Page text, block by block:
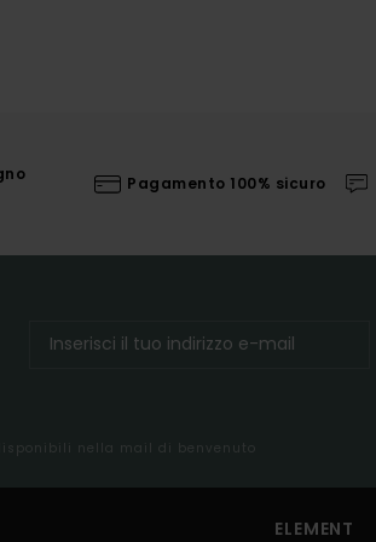
Pagamento 100% sicuro
nella mail di benvenuto
ELEMENT